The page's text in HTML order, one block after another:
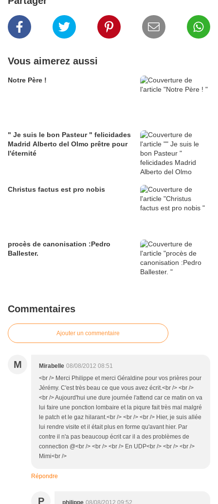
Vous aimerez aussi
Notre Père !
" Je suis le bon Pasteur " felicidades
Madrid Alberto del Olmo prêtre pour
l'éternité
Christus factus est pro nobis
procès de canonisation :Pedro
Ballester.
Commentaires
Ajouter un commentaire
M Mirabelle 08/08/2012 08:51
<br /> Merci Philippe et merci Géraldine pour vos prières pour
Jérémy. C'est très beau ce que vous avez écrit.<br /> <br />
<br /> Aujourd'hui une dure journée l'attend car ce matin on va
lui faire une ponction lombaire et la piqure fait très mal malgré
le patch et le gaz hilarant.<br /> <br /> <br /> Hier, je suis allée
lui rendre visite et il était plus en forme qu'avant hier. Par
contre il n'a pas beaucoup écrit car il a des problèmes de
connection @<br /> <br /> <br /> En UDP<br /> <br /> <br />
Mimi<br />
Répondre
P philippe 08/08/2012 09:52